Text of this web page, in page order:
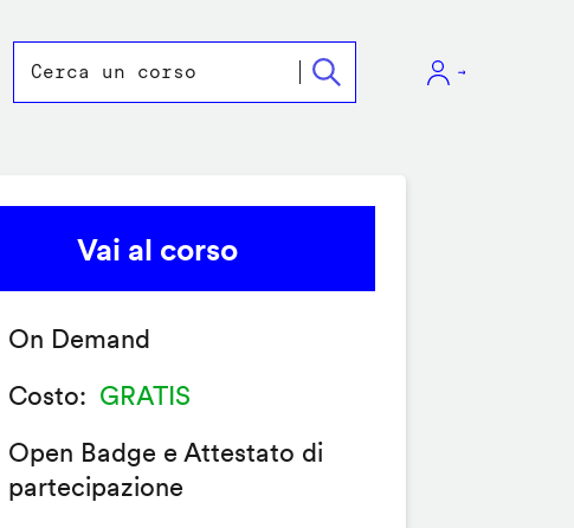
Vai al corso
On Demand
Costo
GRATIS
Open Badge e Attestato di
partecipazione